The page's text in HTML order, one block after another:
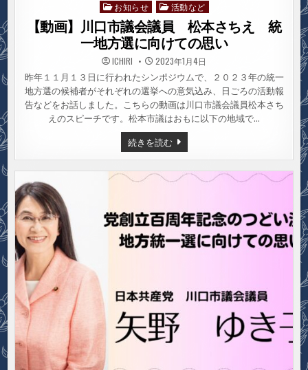
Posted
in
お知らせ 活動など
【動画】川口市議会議員 松本さちえ 統
一地方選に向けての思い
ICHIRI 2023年1月4日
昨年１１月１３日に行われたシンポジウムで、２０２３年の統一
地方選の候補者がそれぞれの選挙への意気込み、日ごろの活動報
告などをお話しました。こちらの動画は川口市議会議員松本さち
えのスピーチです。松本市議はおもに以下の地域で…
続きを読む【動
画】
川
口
市
議
員
松
本
さ
方
選
に
向
け
て
の